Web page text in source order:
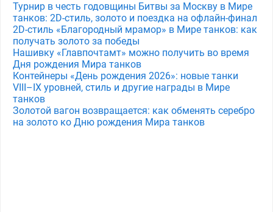
Турнир в честь годовщины Битвы за Москву в Мире
танков: 2D-стиль, золото и поездка на офлайн-финал
2D-стиль «Благородный мрамор» в Мире танков: как
получать золото за победы
Нашивку «Главпочтамт» можно получить во время
Дня рождения Мира танков
Контейнеры «День рождения 2026»: новые танки
VIII–IX уровней, стиль и другие награды в Мире
танков
Золотой вагон возвращается: как обменять серебро
на золото ко Дню рождения Мира танков